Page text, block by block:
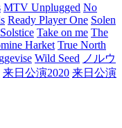
MTV Unplugged No
Ready Player One Solen
Take on me The
Harket True North
Wild Seed ノルウ
来日公演2020 来日公演